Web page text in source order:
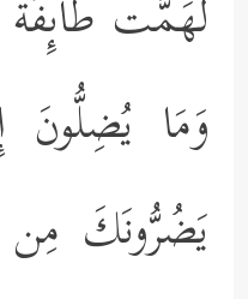
لَهَمَّت
وَمَا یُضِلُّونَ
یَضُرُّونَكَ مِن